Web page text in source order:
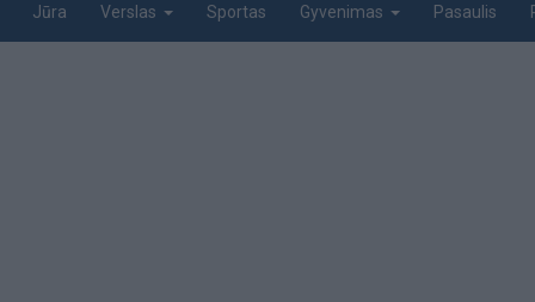
Jūra Verslas Sportas Gyvenimas Pasaulis